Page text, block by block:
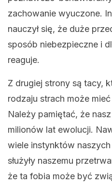
zachowanie wyuczone.
nauczył się, że duże
sposób niebezpieczne i
reaguje.
Z drugiej strony są tacy,
rodzaju strach może
Należy pamiętać, że
milionów lat ewolucji.
wiele instynktów
służyły naszemu
że ta fobia może być